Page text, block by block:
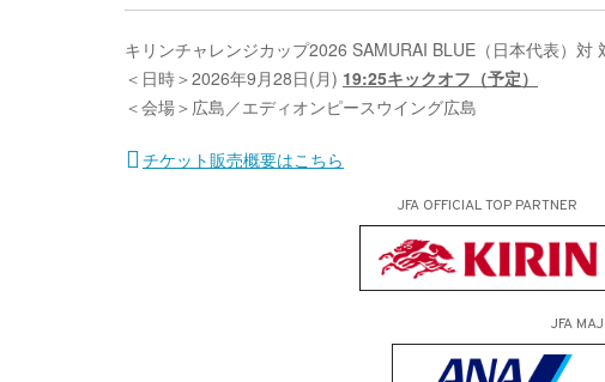
キリンチャレンジカップ2026 SAMURAI BLUE（日本代表）対
＜日時＞2026年9月28日(月) 19:25キックオフ（予定）
＜会場＞広島／エディオンピースウイング広島
チケット販売概要はこちら
JFA OFFICIALTOP PARTNER
JFA